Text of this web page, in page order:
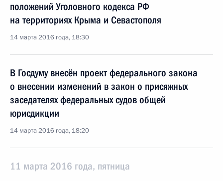
положений Уголовного кодекса РФ
на территориях Крыма и Севастополя
14 марта 2016 года, 18:30
В Госдуму внесён проект федерального закона
о внесении изменений в закон о присяжных
заседателях федеральных судов общей
юрисдикции
14 марта 2016 года, 18:20
11 марта 2016 года, пятница